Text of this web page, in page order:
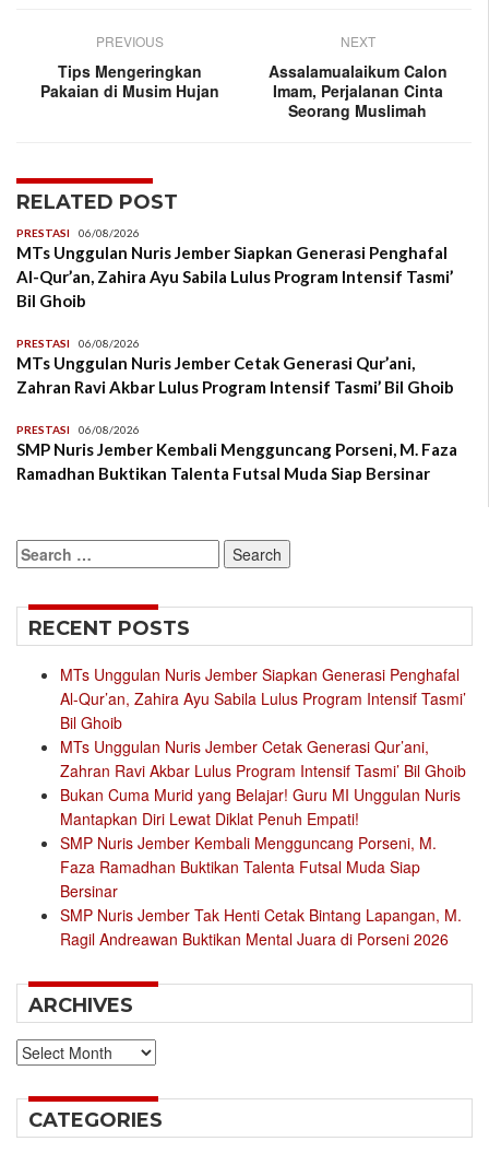
PREVIOUS
Tips Mengeringkan
Pakaian di Musim Hujan
NEXT
Assalamualaikum Calon
Imam, Perjalanan Cinta
Seorang Muslimah
RELATED POST
PRESTASI 06/08/2026
MTs Unggulan Nuris Jember Siapkan Generasi Penghafal
Al-Qur’an, Zahira Ayu Sabila Lulus Program Intensif Tasmi’
Bil Ghoib
PRESTASI 06/08/2026
MTs Unggulan Nuris Jember Cetak Generasi Qur’ani,
Zahran Ravi Akbar Lulus Program Intensif Tasmi’ Bil Ghoib
PRESTASI 06/08/2026
SMP Nuris Jember Kembali Mengguncang Porseni, M. Faza
Ramadhan Buktikan Talenta Futsal Muda Siap Bersinar
Search
for:
RECENT POSTS
MTs Unggulan Nuris Jember Siapkan Generasi Penghafal
Al-Qur’an, Zahira Ayu Sabila Lulus Program Intensif Tasmi’
Bil Ghoib
MTs Unggulan Nuris Jember Cetak Generasi Qur’ani,
Zahran Ravi Akbar Lulus Program Intensif Tasmi’ Bil Ghoib
Bukan Cuma Murid yang Belajar! Guru MI Unggulan Nuris
Mantapkan Diri Lewat Diklat Penuh Empati!
SMP Nuris Jember Kembali Mengguncang Porseni, M.
Faza Ramadhan Buktikan Talenta Futsal Muda Siap
Bersinar
SMP Nuris Jember Tak Henti Cetak Bintang Lapangan, M.
Ragil Andreawan Buktikan Mental Juara di Porseni 2026
ARCHIVES
Archives
CATEGORIES